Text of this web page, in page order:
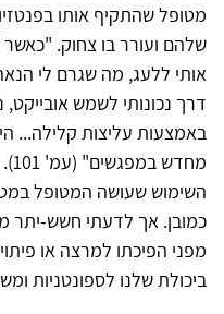
מטופל שהתקיף אותו
שלהם ועורר בו צחוק.
אותי ללעג, מה שגרם לי
דרך נכונותי לשמש
באמצעות עליצות קלילה...
השימוש שעושה המטופל
כמובן. אך לדעתי חשש-יתר
מפני הפיכתו למרצה או
ביכולת שלנו לספונטניות